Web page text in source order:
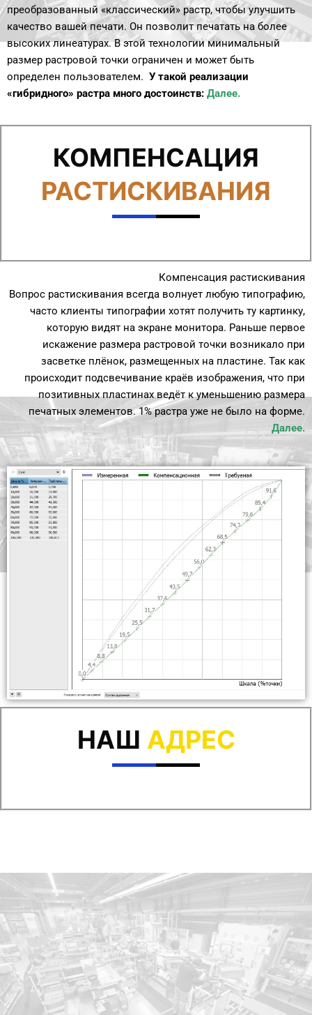
преобразованный «классический» растр, чтобы улучшить
качество вашей печати. Он позволит печатать на более
высоких линеатурах. В этой технологии минимальный
размер растровой точки ограничен и может быть
определен пользователем. У такой реализации
«гибридного» растра много достоинств: Далее.
КОМПЕНСАЦИЯ
РАСТИСКИВАНИЯ
Компенсация растискивания
Вопрос растискивания всегда волнует любую типографию,
часто клиенты типографии хотят получить ту картинку,
которую видят на экране монитора. Раньше первое
искажение размера растровой точки возникало при
засветке плёнок, размещенных на пластине. Так как
происходит подсвечивание краёв изображения, что при
позитивных пластинах ведёт к уменьшению размера
печатных элементов. 1% растра уже не было на форме.
Далее.
НАШ АДРЕС